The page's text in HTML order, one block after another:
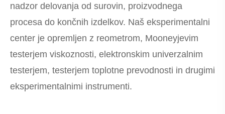
nadzor delovanja od surovin, proizvodnega
procesa do končnih izdelkov. Naš eksperimentalni
center je opremljen z reometrom, Mooneyjevim
testerjem viskoznosti, elektronskim univerzalnim
testerjem, testerjem toplotne prevodnosti in drugimi
eksperimentalnimi instrumenti.